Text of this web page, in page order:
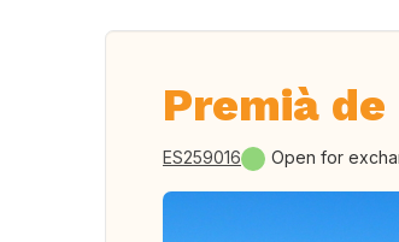
Premià
ES259016 Open for